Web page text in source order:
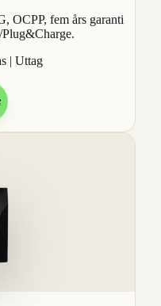
OCPP, fem års garanti
| Uttag